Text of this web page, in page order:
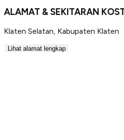
ALAMAT & SEKITARAN
Klaten Selatan Kabupaten Klaten
Lihat alamat lengkap